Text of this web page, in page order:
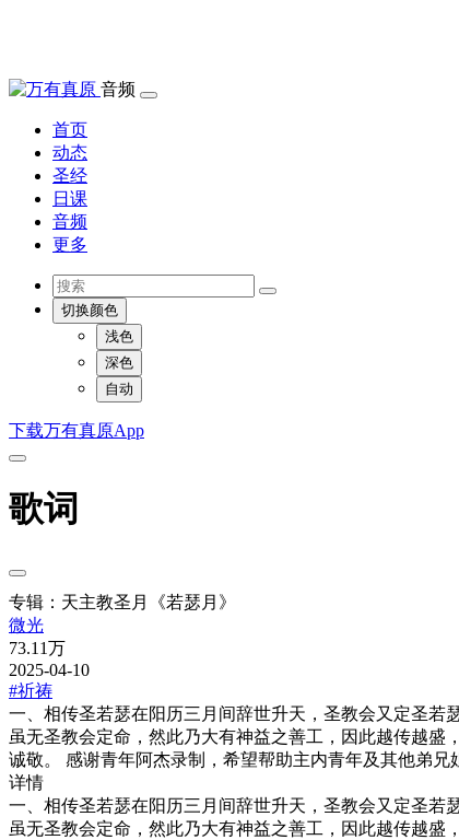
音频
首页
动态
圣经
日课
音频
更多
切换颜色
浅色
深色
自动
下载万有真原App
歌词
专辑：天主教圣月《若瑟月》
微光
73.11万
2025-04-10
#祈祷
一、相传圣若瑟在阳历三月间辞世升天，圣教会又定圣若
虽无圣教会定命，然此乃大有神益之善工，因此越传越
诚敬。 感谢青年阿杰录制，希望帮助主内青年及其他弟兄
详情
一、相传圣若瑟在阳历三月间辞世升天，圣教会又定圣若
虽无圣教会定命，然此乃大有神益之善工，因此越传越